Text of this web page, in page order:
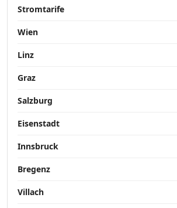
Stromtarife
Wien
Linz
Graz
Salzburg
Eisenstadt
Innsbruck
Bregenz
Villach